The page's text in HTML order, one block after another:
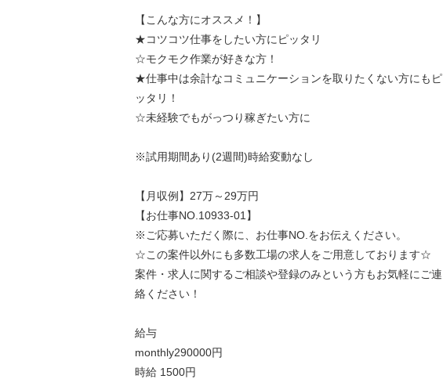
【こんな方にオススメ！】
★コツコツ仕事をしたい方にピッタリ
☆モクモク作業が好きな方！
★仕事中は余計なコミュニケーションを取りたくない方にもピ
ッタリ！
☆未経験でもがっつり稼ぎたい方に
※試用期間あり(2週間)時給変動なし
【月収例】27万～29万円
【お仕事NO.10933-01】
※ご応募いただく際に、お仕事NO.をお伝えください。
☆この案件以外にも多数工場の求人をご用意しております☆
案件・求人に関するご相談や登録のみという方もお気軽にご連
絡ください！
給与
monthly290000円
時給 1500円